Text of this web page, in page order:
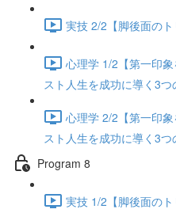
実技 2/2【脚後面の
心理学 1/2【第一印
スト人生を成功に導く3
心理学 2/2【第一印
スト人生を成功に導く3
Program 8
実技 1/2【脚後面の